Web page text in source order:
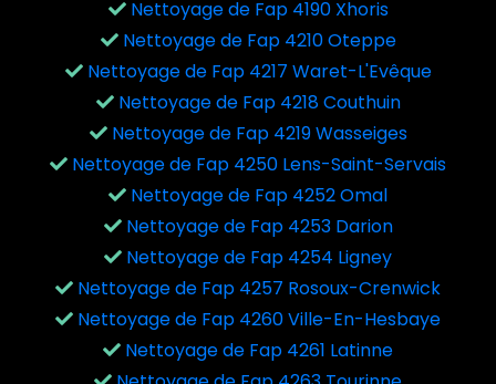
Nettoyage de Fap 4190 Xhoris
Nettoyage de Fap 4210 Oteppe
Nettoyage de Fap 4217 Waret-L'Evêque
Nettoyage de Fap 4218 Couthuin
Nettoyage de Fap 4219 Wasseiges
Nettoyage de Fap 4250 Lens-Saint-Servais
Nettoyage de Fap 4252 Omal
Nettoyage de Fap 4253 Darion
Nettoyage de Fap 4254 Ligney
Nettoyage de Fap 4257 Rosoux-Crenwick
Nettoyage de Fap 4260 Ville-En-Hesbaye
Nettoyage de Fap 4261 Latinne